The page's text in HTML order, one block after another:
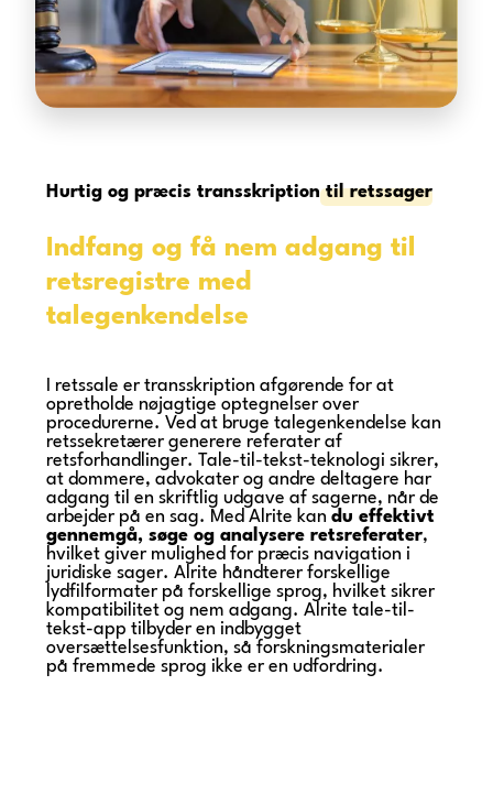
Hurtig og præcis transskriptiontil retssager
Indfang og få nem adgang til
retsregistre med
talegenkendelse
I retssale er transskription afgørende for at
opretholde nøjagtige optegnelser over
procedurerne. Ved at bruge talegenkendelse kan
retssekretærer generere referater af
retsforhandlinger. Tale-til-tekst-teknologi sikrer,
at dommere, advokater og andre deltagere har
adgang til en skriftlig udgave af sagerne, når de
arbejder på en sag. Med Alrite kandu effektivt
gennemgå, søge og analysere retsreferater,
hvilket giver mulighed for præcis navigation i
juridiske sager. Alrite håndterer forskellige
lydfilformater på forskellige sprog, hvilket sikrer
kompatibilitet og nem adgang. Alrite tale-til-
tekst-app tilbyder en indbygget
oversættelsesfunktion, så forskningsmaterialer
på fremmede sprog ikke er en udfordring.